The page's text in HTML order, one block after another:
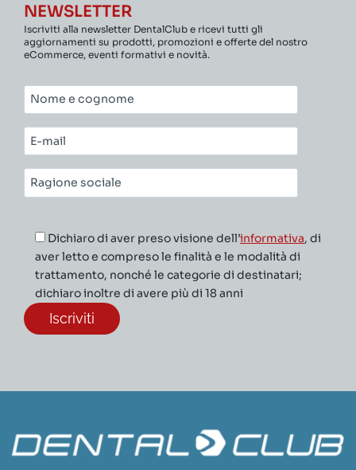
NEWSLETTER
Iscriviti alla newsletter DentalClub e ricevi tutti gli
aggiornamenti su prodotti, promozioni e offerte del nostro
eCommerce, eventi formativi e novità.
Nome
e
cognome*
E-
mail*
Ragione
sociale*
Dichiaro di aver preso visione dell’informativa, di
aver letto e compreso le finalità e le modalità di
trattamento, nonché le categorie di destinatari;
dichiaro inoltre di avere più di 18 anni